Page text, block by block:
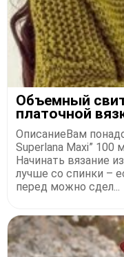
Объемный
платочной
ОписаниеВам
Superlana Maxi”
Начинать вязание
лучше со спинки –
перед можно сдел...